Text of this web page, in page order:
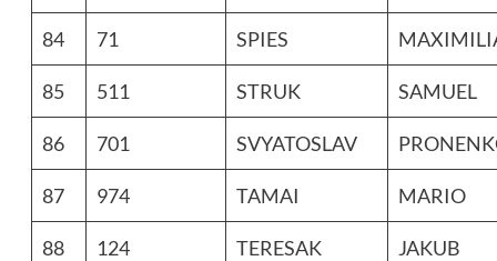
84 71 SPIES
85 511 STRUK SAMUEL
86 701 SVYATOSLAV
87 974 TAMAI MARIO
88 124 TERESAK JAKUB